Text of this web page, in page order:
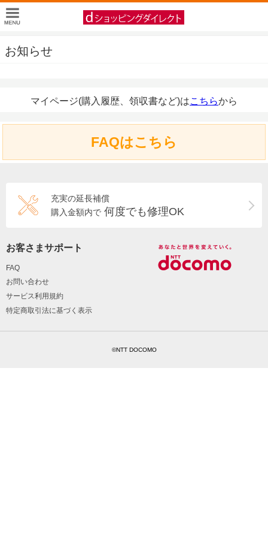
お知らせ
マイページ(購入履歴、領収書など)はこちらから
FAQはこちら
充実の延長補償
購入金額内で 何度でも修理OK
お客さまサポート
FAQ
お問い合わせ
サービス利用規約
特定商取引法に基づく表示
©NTT DOCOMO